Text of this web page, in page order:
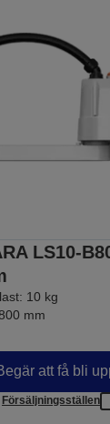
LS10-
10 kg
mm
att få bli
Försäljningsställen